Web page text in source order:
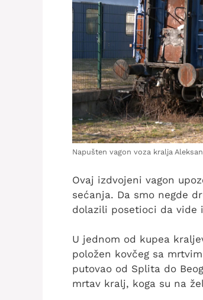
Napušten vagon voza kralja
Ovaj izdvojeni vagon
sećanja. Da smo negde
dolazili posetioci da vide
U jednom od kupea
položen kovčeg sa
putovao od Splita do
mrtav kralj, koga su na